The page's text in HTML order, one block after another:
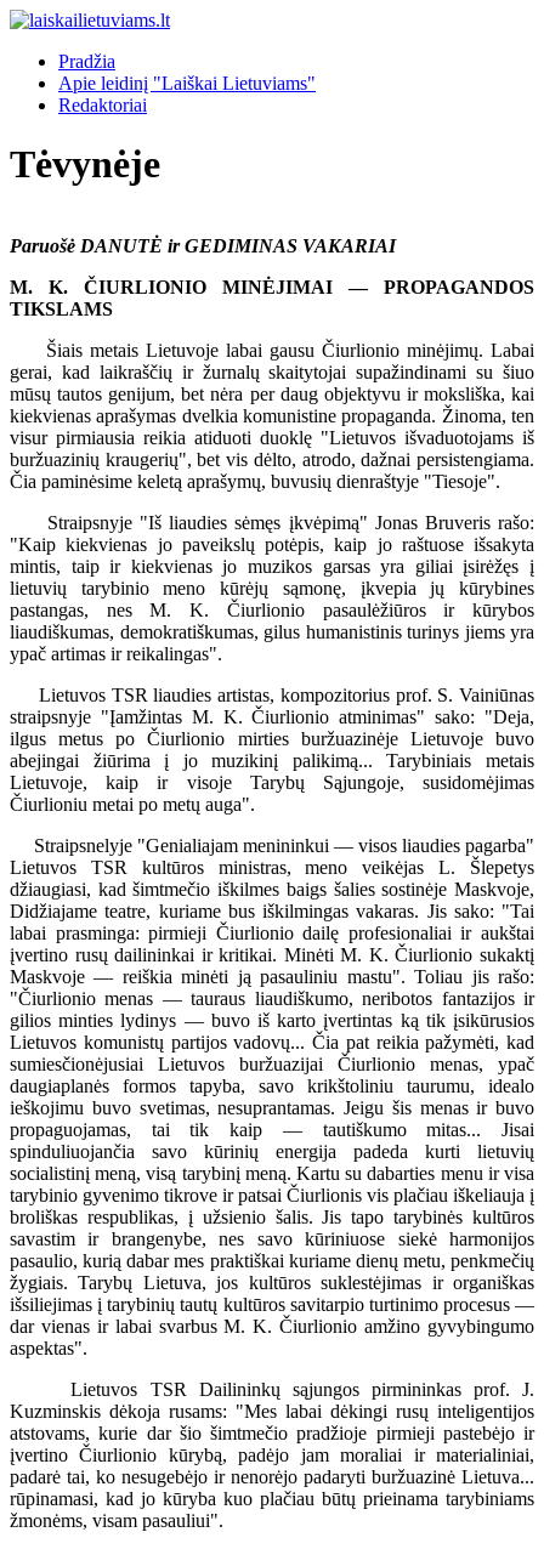
Pradžia
Apie leidinį "Laiškai Lietuviams"
Redaktoriai
Tėvynėje
Paruošė DANUTĖ ir GEDIMINAS VAKARIAI
M. K. ČIURLIONIO MINĖJIMAI — PROPAGANDOS
TIKSLAMS
Šiais metais Lietuvoje labai gausu Čiurlionio minėjimų. Labai
gerai, kad laikraščių ir žurnalų skaitytojai supažindinami su šiuo
mūsų tautos genijum, bet nėra per daug objektyvu ir moksliška, kai
kiekvienas aprašymas dvelkia komunistine propaganda. Žinoma, ten
visur pirmiausia reikia atiduoti duoklę "Lietuvos išvaduotojams iš
buržuazinių kraugerių", bet vis dėlto, atrodo, dažnai persistengiama.
Čia paminėsime keletą aprašymų, buvusių dienraštyje "Tiesoje".
Straipsnyje "Iš liaudies sėmęs įkvėpimą" Jonas Bruveris rašo:
"Kaip kiekvienas jo paveikslų potėpis, kaip jo raštuose išsakyta
mintis, taip ir kiekvienas jo muzikos garsas yra giliai įsirėžęs į
lietuvių tarybinio meno kūrėjų sąmonę, įkvepia jų kūrybines
pastangas, nes M. K. Čiurlionio pasaulėžiūros ir kūrybos
liaudiškumas, demokratiškumas, gilus humanistinis turinys jiems yra
ypač artimas ir reikalingas".
Lietuvos TSR liaudies artistas, kompozitorius prof. S. Vainiūnas
straipsnyje "Įamžintas M. K. Čiurlionio atminimas" sako: "Deja,
ilgus metus po Čiurlionio mirties buržuazinėje Lietuvoje buvo
abejingai žiūrima į jo muzikinį palikimą... Tarybiniais metais
Lietuvoje, kaip ir visoje Tarybų Sąjungoje, susidomėjimas
Čiurlioniu metai po metų auga".
Straipsnelyje "Genialiajam menininkui — visos liaudies pagarba"
Lietuvos TSR kultūros ministras, meno veikėjas L. Šlepetys
džiaugiasi, kad šimtmečio iškilmes baigs šalies sostinėje Maskvoje,
Didžiajame teatre, kuriame bus iškilmingas vakaras. Jis sako: "Tai
labai prasminga: pirmieji Čiurlionio dailę profesionaliai ir aukštai
įvertino rusų dailininkai ir kritikai. Minėti M. K. Čiurlionio sukaktį
Maskvoje — reiškia minėti ją pasauliniu mastu". Toliau jis rašo:
"Čiurlionio menas — tauraus liaudiškumo, neribotos fantazijos ir
gilios minties lydinys — buvo iš karto įvertintas ką tik įsikūrusios
Lietuvos komunistų partijos vadovų... Čia pat reikia pažymėti, kad
sumiesčionėjusiai Lietuvos buržuazijai Čiurlionio menas, ypač
daugiaplanės formos tapyba, savo krikštoliniu taurumu, idealo
ieškojimu buvo svetimas, nesuprantamas. Jeigu šis menas ir buvo
propaguojamas, tai tik kaip — tautiškumo mitas... Jisai
spinduliuojančia savo kūrinių energija padeda kurti lietuvių
socialistinį meną, visą tarybinį meną. Kartu su dabarties menu ir visa
tarybinio gyvenimo tikrove ir patsai Čiurlionis vis plačiau iškeliauja į
broliškas respublikas, į užsienio šalis. Jis tapo tarybinės kultūros
savastim ir brangenybe, nes savo kūriniuose siekė harmonijos
pasaulio, kurią dabar mes praktiškai kuriame dienų metu, penkmečių
žygiais. Tarybų Lietuva, jos kultūros suklestėjimas ir organiškas
išsiliejimas į tarybinių tautų kultūros savitarpio turtinimo procesus —
dar vienas ir labai svarbus M. K. Čiurlionio amžino gyvybingumo
aspektas".
Lietuvos TSR Dailininkų sąjungos pirmininkas prof. J.
Kuzminskis dėkoja rusams: "Mes labai dėkingi rusų inteligentijos
atstovams, kurie dar šio šimtmečio pradžioje pirmieji pastebėjo ir
įvertino Čiurlionio kūrybą, padėjo jam moraliai ir materialiniai,
padarė tai, ko nesugebėjo ir nenorėjo padaryti buržuazinė Lietuva...
rūpinamasi, kad jo kūryba kuo plačiau būtų prieinama tarybiniams
žmonėms, visam pasauliui".